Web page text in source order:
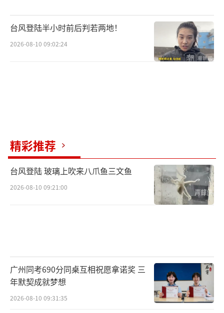
台风登陆半小时前后判若两地！
2026-08-10 09:02:24
精彩推荐
台风登陆 玻璃上吹来八爪鱼三文鱼
2026-08-10 09:21:00
广州同考690分同桌互相祝愿拿诺奖 三
年默契成就梦想
2026-08-10 09:31:35